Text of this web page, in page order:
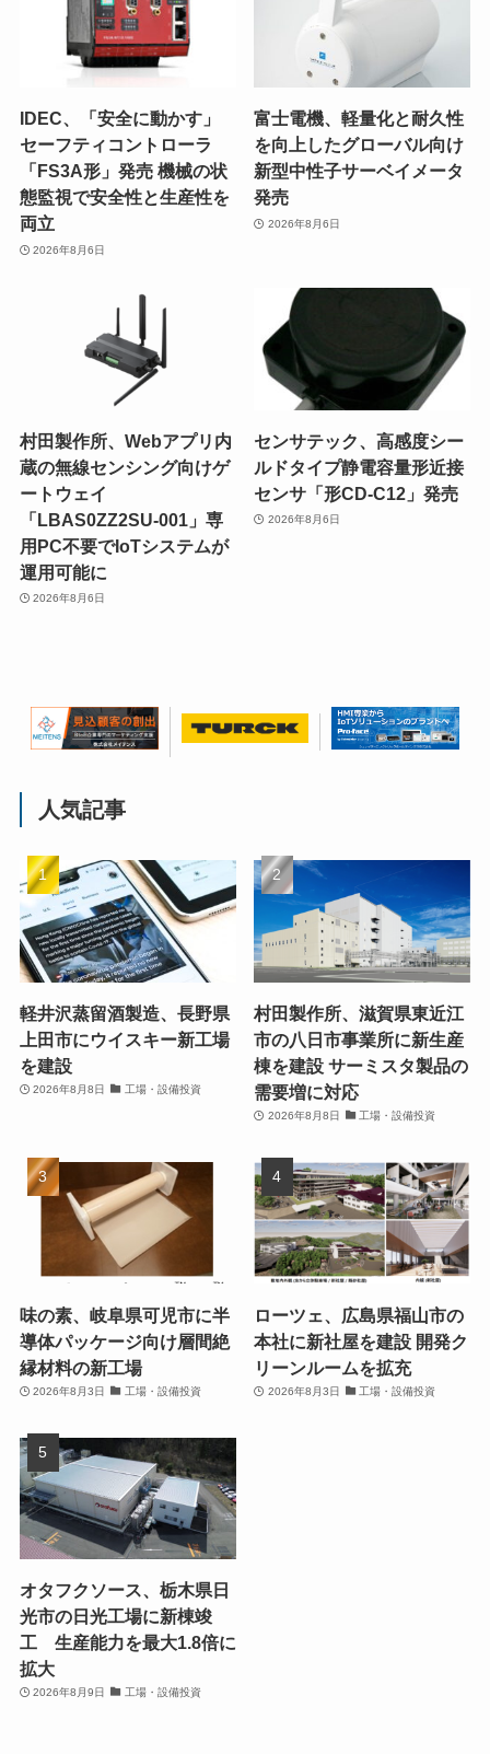
IDEC、「安全に動かす」
セーフティコントローラ
「FS3A形」発売 機械の状
態監視で安全性と生産性を
両立
2026年8月6日
富士電機、軽量化と耐久性
を向上したグローバル向け
新型中性子サーベイメータ
発売
2026年8月6日
村田製作所、Webアプリ内
蔵の無線センシング向けゲ
ートウェイ
「LBAS0ZZ2SU-001」専
用PC不要でIoTシステムが
運用可能に
2026年8月6日
センサテック、高感度シー
ルドタイプ静電容量形近接
センサ「形CD-C12」発売
2026年8月6日
人気記事
軽井沢蒸留酒製造、長野県
上田市にウイスキー新工場
を建設
2026年8月8日 工場・設備投資
村田製作所、滋賀県東近江
市の八日市事業所に新生産
棟を建設 サーミスタ製品の
需要増に対応
2026年8月8日 工場・設備投資
味の素、岐阜県可児市に半
導体パッケージ向け層間絶
縁材料の新工場
2026年8月3日 工場・設備投資
ローツェ、広島県福山市の
本社に新社屋を建設 開発ク
リーンルームを拡充
2026年8月3日 工場・設備投資
オタフクソース、栃木県日
光市の日光工場に新棟竣
工 生産能力を最大1.8倍に
拡大
2026年8月9日 工場・設備投資